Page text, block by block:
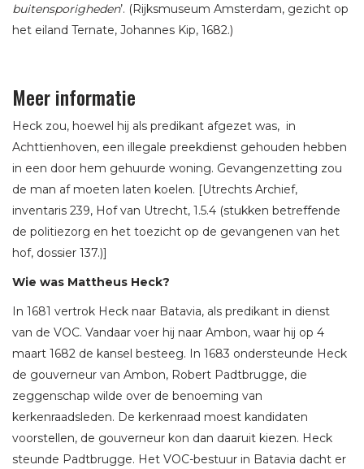
buitensporigheden’. (Rijksmuseum Amsterdam, gezicht op
het eiland Ternate, Johannes Kip, 1682.)
Meer informatie
Heck zou, hoewel hij als predikant afgezet was, in
Achttienhoven, een illegale preekdienst gehouden hebben
in een door hem gehuurde woning. Gevangenzetting zou
de man af moeten laten koelen. [Utrechts Archief,
inventaris 239, Hof van Utrecht, 1.5.4 (stukken betreffende
de politiezorg en het toezicht op de gevangenen van het
hof, dossier 137.)]
Wie was Mattheus Heck?
In 1681 vertrok Heck naar Batavia, als predikant in dienst
van de VOC. Vandaar voer hij naar Ambon, waar hij op 4
maart 1682 de kansel besteeg. In 1683 ondersteunde Heck
de gouverneur van Ambon, Robert Padtbrugge, die
zeggenschap wilde over de benoeming van
kerkenraadsleden. De kerkenraad moest kandidaten
voorstellen, de gouverneur kon dan daaruit kiezen. Heck
steunde Padtbrugge. Het VOC-bestuur in Batavia dacht er